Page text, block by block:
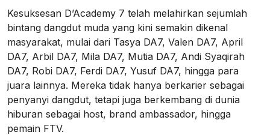
Kesuksesan D’Academy 7 telah melahirkan sejumlah
bintang dangdut muda yang kini semakin dikenal
masyarakat, mulai dari Tasya DA7, Valen DA7, April
DA7, Arbil DA7, Mila DA7, Mutia DA7, Andi Syaqirah
DA7, Robi DA7, Ferdi DA7, Yusuf DA7, hingga para
juara lainnya. Mereka tidak hanya berkarier sebagai
penyanyi dangdut, tetapi juga berkembang di dunia
hiburan sebagai host, brand ambassador, hingga
pemain FTV.